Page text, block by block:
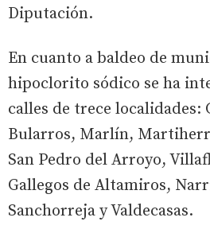
Diputación.
En cuanto a baldeo de
hipoclorito sódico se ha
calles de trece localidades:
Bularros, Marlín,
San Pedro del Arroyo,
Gallegos de Altamiros,
Sanchorreja y Valdecasas.